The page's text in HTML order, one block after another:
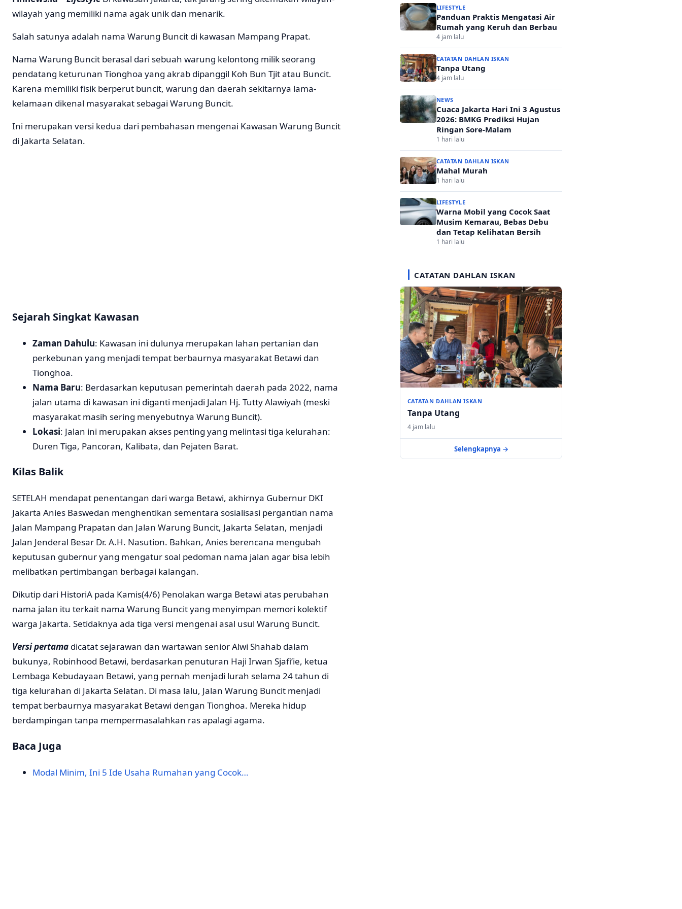
wilayah yang memiliki nama agak unik dan menarik.
Salah satunya adalah nama Warung Buncit di kawasan Mampang Prapat.
Nama Warung Buncit berasal dari sebuah warung kelontong milik seorang
pendatang keturunan Tionghoa yang akrab dipanggil Koh Bun Tjit atau Buncit.
Karena memiliki fisik berperut buncit, warung dan daerah sekitarnya lama-
kelamaan dikenal masyarakat sebagai Warung Buncit.
Ini merupakan versi kedua dari pembahasan mengenai Kawasan Warung Buncit
di Jakarta Selatan.
Sejarah Singkat Kawasan
Zaman Dahulu: Kawasan ini dulunya merupakan lahan pertanian dan
perkebunan yang menjadi tempat berbaurnya masyarakat Betawi dan
Tionghoa.
Nama Baru: Berdasarkan keputusan pemerintah daerah pada 2022, nama
jalan utama di kawasan ini diganti menjadi Jalan Hj. Tutty Alawiyah (meski
masyarakat masih sering menyebutnya Warung Buncit).
Lokasi: Jalan ini merupakan akses penting yang melintasi tiga kelurahan:
Duren Tiga, Pancoran, Kalibata, dan Pejaten Barat.
Kilas Balik
SETELAH mendapat penentangan dari warga Betawi, akhirnya Gubernur DKI
Jakarta Anies Baswedan menghentikan sementara sosialisasi pergantian nama
Jalan Mampang Prapatan dan Jalan Warung Buncit, Jakarta Selatan, menjadi
Jalan Jenderal Besar Dr. A.H. Nasution. Bahkan, Anies berencana mengubah
keputusan gubernur yang mengatur soal pedoman nama jalan agar bisa lebih
melibatkan pertimbangan berbagai kalangan.
Dikutip dari HistoriA pada Kamis(4/6) Penolakan warga Betawi atas perubahan
nama jalan itu terkait nama Warung Buncit yang menyimpan memori kolektif
warga Jakarta. Setidaknya ada tiga versi mengenai asal usul Warung Buncit.
Versi pertama dicatat sejarawan dan wartawan senior Alwi Shahab dalam
bukunya, Robinhood Betawi, berdasarkan penuturan Haji Irwan Sjafi’ie, ketua
Lembaga Kebudayaan Betawi, yang pernah menjadi lurah selama 24 tahun di
tiga kelurahan di Jakarta Selatan. Di masa lalu, Jalan Warung Buncit menjadi
tempat berbaurnya masyarakat Betawi dengan Tionghoa. Mereka hidup
berdampingan tanpa mempermasalahkan ras apalagi agama.
Baca Juga
Modal Minim, Ini 5 Ide Usaha Rumahan yang Cocok…
LIFESTYLE
Panduan Praktis Mengatasi Air
Rumah yang Keruh dan Berbau
4 jam lalu
CATATAN DAHLAN ISKAN
Tanpa Utang
4 jam lalu
NEWS
Cuaca Jakarta Hari Ini 3 Agustus
2026: BMKG Prediksi Hujan
Ringan Sore-Malam
1 hari lalu
CATATAN DAHLAN ISKAN
Mahal Murah
1 hari lalu
LIFESTYLE
Warna Mobil yang Cocok Saat
Musim Kemarau, Bebas Debu
dan Tetap Kelihatan Bersih
1 hari lalu
CATATAN DAHLAN ISKAN
CATATAN DAHLAN ISKAN
Tanpa Utang
4 jam lalu
Selengkapnya →